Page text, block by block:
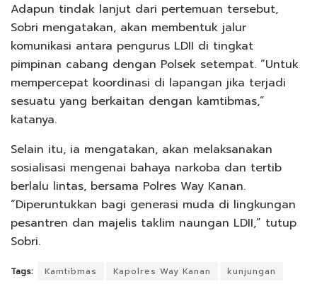
Adapun tindak lanjut dari pertemuan tersebut,
Sobri mengatakan, akan membentuk jalur
komunikasi antara pengurus LDII di tingkat
pimpinan cabang dengan Polsek setempat. “Untuk
mempercepat koordinasi di lapangan jika terjadi
sesuatu yang berkaitan dengan kamtibmas,”
katanya.
Selain itu, ia mengatakan, akan melaksanakan
sosialisasi mengenai bahaya narkoba dan tertib
berlalu lintas, bersama Polres Way Kanan.
“Diperuntukkan bagi generasi muda di lingkungan
pesantren dan majelis taklim naungan LDII,” tutup
Sobri.
Tags: Kamtibmas Kapolres Way Kanan
kunjungan